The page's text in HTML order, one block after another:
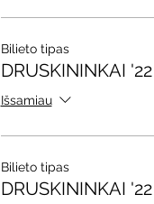
Bilieto tipas
DRUSKININKAI
Išsamiau
Bilieto tipas
DRUSKININKAI '22